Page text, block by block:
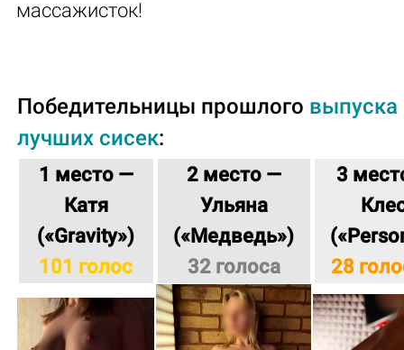
массажисток!
Победительницы прошлого выпуска
лучших сисек:
1 место —
Катя
(«Gravity»)
101 голос
2 место —
Ульяна
(«Медведь»)
32 голоса
3
(
28